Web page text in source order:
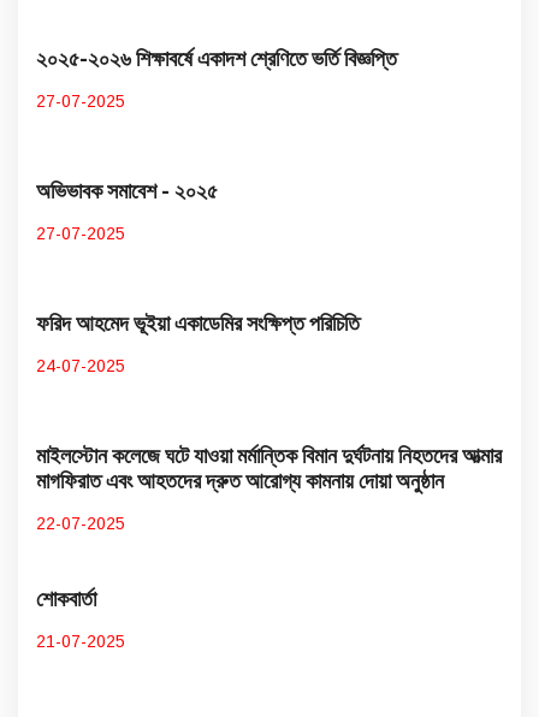
২০২৫-২০২৬ শিক্ষাবর্ষে একাদশ শ্রেণিতে ভর্তি বিজ্ঞপ্তি
27-07-2025
অভিভাবক সমাবেশ - ২০২৫
27-07-2025
ফরিদ আহমেদ ভূইয়া একাডেমির সংক্ষিপ্ত পরিচিতি
24-07-2025
মাইলস্টোন কলেজে ঘটে যাওয়া মর্মান্তিক বিমান দুর্ঘটনায় নিহতদের আত্মার
মাগফিরাত এবং আহতদের দ্রুত আরোগ্য কামনায় দোয়া অনুষ্ঠান
22-07-2025
শোকবার্তা
21-07-2025